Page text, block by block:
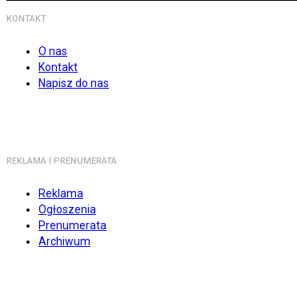
KONTAKT
O nas
Kontakt
Napisz do nas
REKLAMA I PRENUMERATA
Reklama
Ogłoszenia
Prenumerata
Archiwum